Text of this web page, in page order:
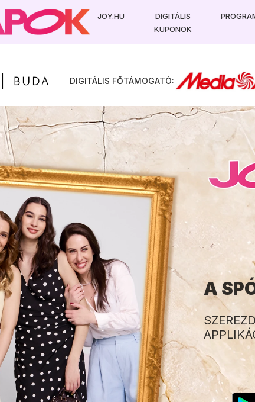
JOY.HU
DIGITÁLIS
KUPONOK
ADATAIM
KIJELENTKEZÉS
DIGITÁLIS FŐTÁMOGATÓ:
A